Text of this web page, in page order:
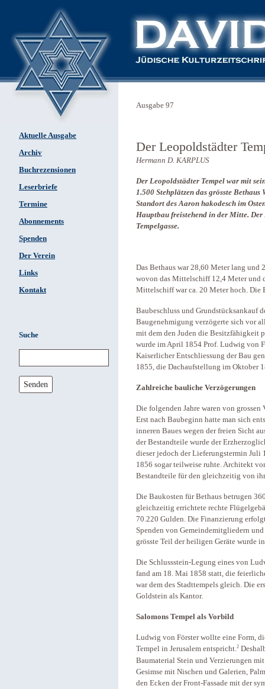
Aktuelle Ausgabe
Archiv
Buchrezensionen
Leserbriefe
Termine
Abonnements
Spenden
Der Verein
Links
Kontakt
Suche
Senden
Ausgabe 97
Der Leopoldstädter
Hermann D. KARPLUS
Der Leopoldstädter Tempel war mit
1.500 Stehplätzen das grösste Bethaus
Standort des Aaron hakodesch im
Hauptbau freistehend in der Mitte.
Tempelgasse.
Das Bethaus war 28,60 Meter lang und
wovon das Mittelschiff 12,4 Meter und
Mittelschiff war ca. 20 Meter hoch. Die
Baubeschluss und Grundstücksankauf
Baugenehmigung verzögerte sich vor
mit dem den Juden die Besitzfähigkeit
wurde im April 1854 Prof. Ludwig von
Kaiserlicher Entschliessung der Bau
1855, die Dachaufstellung im Oktober
Zahlreiche bauliche Verzögerungen
Die folgenden Jahre waren von
Erst nach Baubeginn hatte man sich
inneren Baues wegen der freien Sicht
der Bestandteile wurde der
dieser jedoch der Lieferungstermin Juli
1856 sogar teilweise ruhte. Architekt
Bestandteile für den gleichzeitig von
Die Baukosten für Bethaus betrugen
gleichzeitig errichtete rechte
70.220 Gulden. Die Finanzierung
Spenden von Gemeindemitgliedern
grösste Teil der heiligen Geräte wurde
Die Schlussstein-Legung eines von
fand am 18. Mai 1858 statt, die
war dem des Stadttempels gleich. Die
Goldstein als Kantor.
Salomons Tempel als Vorbild
Ludwig von Förster wollte eine Form,
Tempel in Jerusalem entspricht.2
Baumaterial Stein und Verzierungen
Gesimse mit Nischen und Galerien,
den Ecken der Front-Fassade mit der